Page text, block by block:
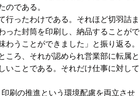
のである。
ったわけである。それほど切羽詰ま
った封筒を印刷し、納品することがで
うことができました」と振り返る。
ろ、それが認められ営業部に転属と
いことである。それだけ仕事に対して
刷の推進という環境配慮を両立させ